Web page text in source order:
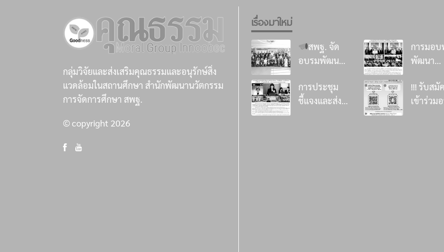
กลุ่มวิจัยและส่งเสริมคุณธรรมและอนุรักษ์สิ่ง
แวดล้อมในสถานศึกษา สำนักพัฒนานวัตกรรม
การจัดการศึกษา สพฐ.
© copyright 2026
เรื่องมาใหม่
สพฐ. จัด
อบรมพัฒนา
ปรึกษาด้าน
การเสริมสร้าง
การมอ
พัฒนา
โครงกา
นี้เพื่อน้อ
การประชุม
ชี้แจงและส่ง
!!! รับสมั
เข้าร่วม